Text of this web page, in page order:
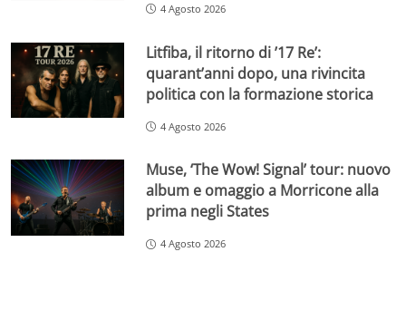
4 Agosto 2026
Litfiba, il ritorno di ’17 Re’:
quarant’anni dopo, una rivincita
politica con la formazione storica
4 Agosto 2026
Muse, ‘The Wow! Signal’ tour: nuovo
album e omaggio a Morricone alla
prima negli States
4 Agosto 2026